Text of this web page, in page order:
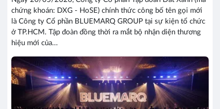
chứng khoán: DXG - HoSE) chính thức công bố tên gọi mới
là Công ty Cổ phần BLUEMARQ GROUP tại sự kiện tổ chức
ở TP.HCM. Tập đoàn đồng thời ra mắt bộ nhận diện thương
hiệu mới của...